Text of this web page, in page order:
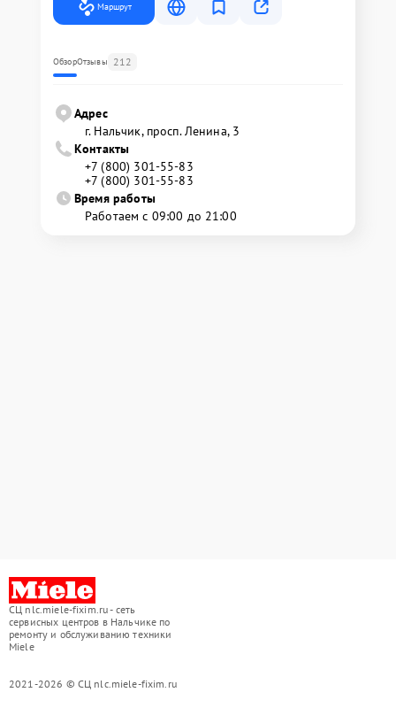
Маршрут
ОбзорОтзывы 212
Адрес
г. Нальчик, просп. Ленина, 3
Контакты
+7 (800) 301-55-83
+7 (800) 301-55-83
Время работы
Работаем с 09:00 до 21:00
СЦ nlc.miele-fixim.ru - сеть
сервисных центров в Нальчике по
ремонту и обслуживанию техники
Miele
2021-2026 © СЦ nlc.miele-fixim.ru